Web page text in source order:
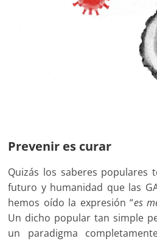
Prevenir es curar
Quizás los saberes populares
futuro y humanidad que las
hemos oído la expresión “es
Un dicho popular tan simple
un paradigma